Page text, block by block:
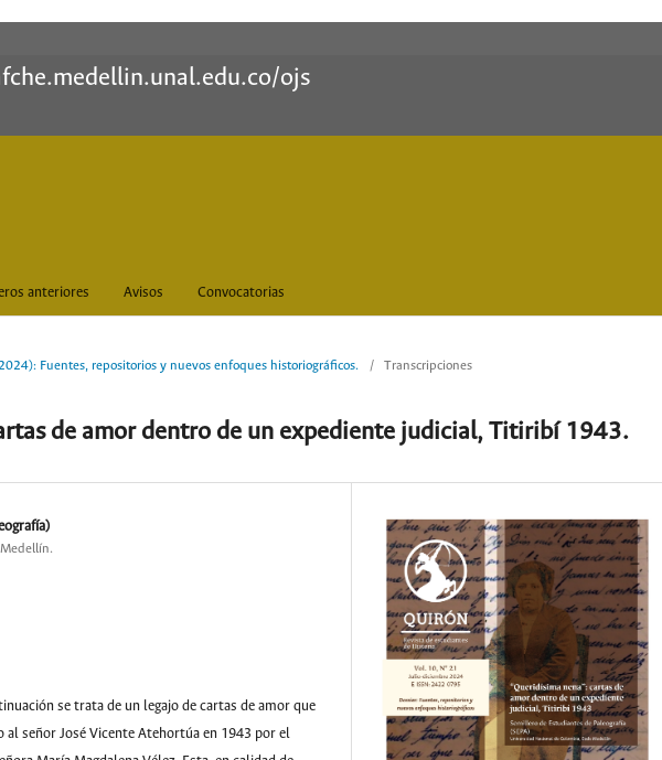
ojs
anteriores Avisos Convocatorias
Fuentes, repositorios y nuevos enfoques historiográficos. / Transcripciones
de amor dentro de un expediente judicial, Titiribí 1943.
se trata de un legajo de cartas de amor que
señor José Vicente Atehortúa en 1943 por el